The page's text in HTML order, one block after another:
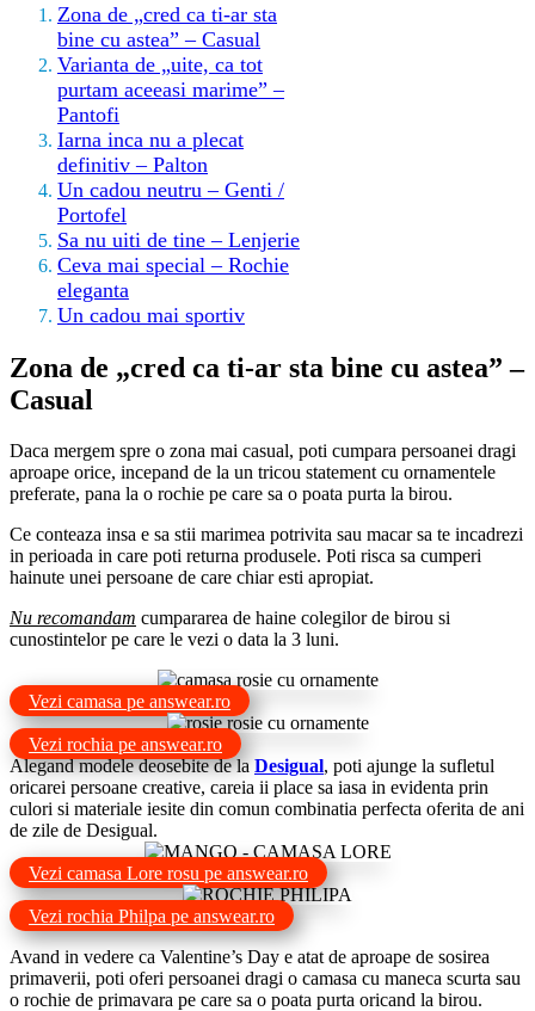
Zona de „cred ca ti-ar sta
bine cu astea” – Casual
Varianta de „uite, ca tot
purtam aceeasi marime” –
Pantofi
Iarna inca nu a plecat
definitiv – Palton
Un cadou neutru – Genti /
Portofel
Sa nu uiti de tine – Lenjerie
Ceva mai special – Rochie
eleganta
Un cadou mai sportiv
Zona de „cred ca ti-ar sta bine cu astea” –
Casual
Daca mergem spre o zona mai casual, poti cumpara persoanei dragi
aproape orice, incepand de la un tricou statement cu ornamentele
preferate, pana la o rochie pe care sa o poata purta la birou.
Ce conteaza insa e sa stii marimea potrivita sau macar sa te incadrezi
in perioada in care poti returna produsele. Poti risca sa cumperi
hainute unei persoane de care chiar esti apropiat.
Nu recomandam cumpararea de haine colegilor de birou si
cunostintelor pe care le vezi o data la 3 luni.
Vezi camasa pe answear.ro
Vezi rochia pe answear.ro
Alegand modele deosebite de la Desigual, poti ajunge la sufletul
oricarei persoane creative, careia ii place sa iasa in evidenta prin
culori si materiale iesite din comun combinatia perfecta oferita de ani
de zile de Desigual.
Vezi camasa Lore rosu pe answear.ro
Vezi rochia Philpa pe answear.ro
Avand in vedere ca Valentine’s Day e atat de aproape de sosirea
primaverii, poti oferi persoanei dragi o camasa cu maneca scurta sau
o rochie de primavara pe care sa o poata purta oricand la birou.